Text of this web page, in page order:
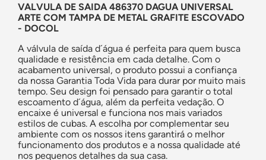
VALVULA DE SAIDA 486370 DAGUA UNIVERSAL
ARTE COM TAMPA DE METAL GRAFITE ESCOVADO
- DOCOL
A válvula de saída d´água é perfeita para quem busca
qualidade e resistência em cada detalhe. Com o
acabamento universal, o produto possui a confiança
da nossa Garantia Toda Vida para durar por muito mais
tempo. Seu design foi pensado para garantir o total
escoamento d´água, além da perfeita vedação. O
encaixe é universal e funciona nos mais variados
estilos de cubas. A escolha por complementar seu
ambiente com os nossos itens garantirá o melhor
funcionamento dos produtos e a nossa qualidade até
nos pequenos detalhes da sua casa.